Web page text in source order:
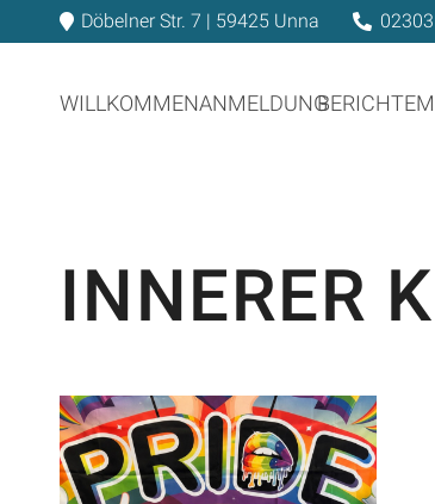
Döbelner Str. 7 | 59425 Unna
WILLKOMMENANMELDUNGBERICHTE
INNERER